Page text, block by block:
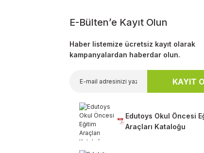
E-Bülten’e Kayıt Olun
Haber listemize ücretsiz kayıt olarak
kampanyalardan haberdar olun.
KAYIT
Edutoys Okul Öncesi
Araçları Kataloğu